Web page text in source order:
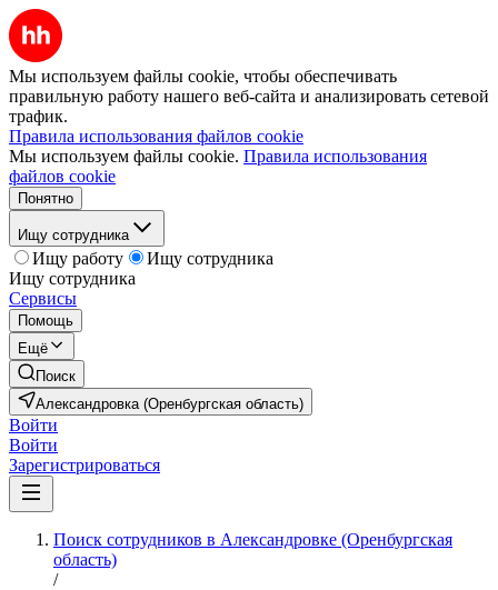
Мы используем файлы cookie, чтобы обеспечивать
правильную работу нашего веб-сайта и анализировать сетевой
трафик.
Правила использования файлов cookie
Мы используем файлы cookie. Правила использования
файлов cookie
Понятно
Ищу сотрудника
Ищу работу
Ищу сотрудника
Ищу сотрудника
Сервисы
Помощь
Ещё
Поиск
Александровка (Оренбургская область)
Войти
Войти
Зарегистрироваться
Поиск сотрудников в Александровке (Оренбургская
область)
/